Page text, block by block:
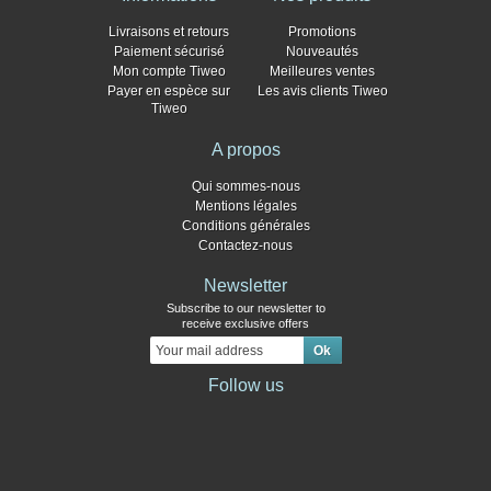
Livraisons et retours
Paiement sécurisé
Mon compte Tiweo
Payer en espèce sur
Tiweo
Promotions
Nouveautés
Meilleures ventes
Les avis clients Tiweo
A propos
Qui sommes-nous
Mentions légales
Conditions générales
Contactez-nous
Newsletter
Subscribe to our newsletter to
receive exclusive offers
Follow us